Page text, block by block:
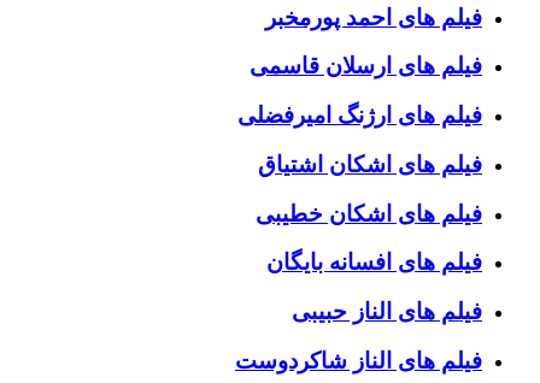
فیلم های احمد پورمخبر
فیلم های ارسلان قاسمی
فیلم های ارژنگ امیرفضلی
فیلم های اشکان اشتیاق
فیلم های اشکان خطیبی
فیلم های افسانه بایگان
فیلم های الناز حبیبی
فیلم های الناز شاکردوست